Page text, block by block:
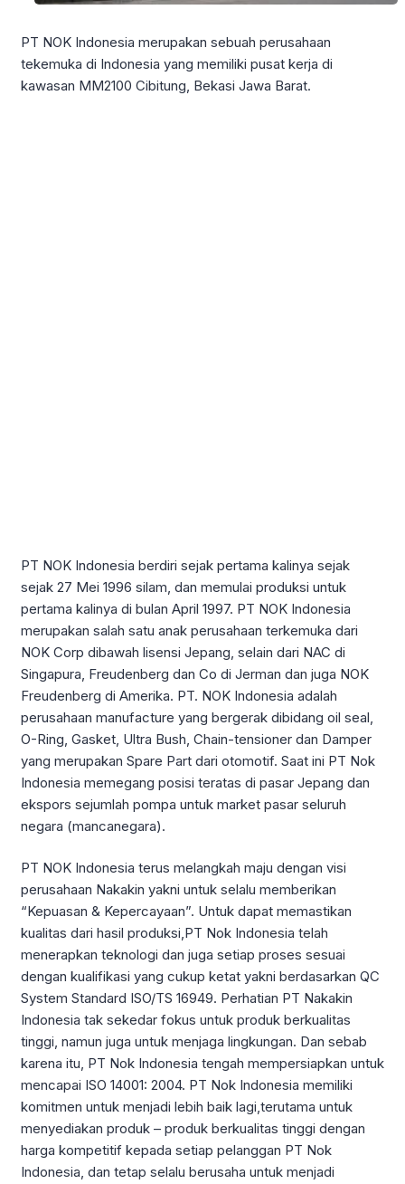
PT NOK Indonesia merupakan sebuah perusahaan
tekemuka di Indonesia yang memiliki pusat kerja di
kawasan MM2100 Cibitung, Bekasi Jawa Barat.
PT NOK Indonesia berdiri sejak pertama kalinya sejak
sejak 27 Mei 1996 silam, dan memulai produksi untuk
pertama kalinya di bulan April 1997. PT NOK Indonesia
merupakan salah satu anak perusahaan terkemuka dari
NOK Corp dibawah lisensi Jepang, selain dari NAC di
Singapura, Freudenberg dan Co di Jerman dan juga NOK
Freudenberg di Amerika. PT. NOK Indonesia adalah
perusahaan manufacture yang bergerak dibidang oil seal,
O-Ring, Gasket, Ultra Bush, Chain-tensioner dan Damper
yang merupakan Spare Part dari otomotif. Saat ini PT Nok
Indonesia memegang posisi teratas di pasar Jepang dan
ekspors sejumlah pompa untuk market pasar seluruh
negara (mancanegara).
PT NOK Indonesia terus melangkah maju dengan visi
perusahaan Nakakin yakni untuk selalu memberikan
“Kepuasan & Kepercayaan”. Untuk dapat memastikan
kualitas dari hasil produksi,PT Nok Indonesia telah
menerapkan teknologi dan juga setiap proses sesuai
dengan kualifikasi yang cukup ketat yakni berdasarkan QC
System Standard ISO/TS 16949. Perhatian PT Nakakin
Indonesia tak sekedar fokus untuk produk berkualitas
tinggi, namun juga untuk menjaga lingkungan. Dan sebab
karena itu, PT Nok Indonesia tengah mempersiapkan untuk
mencapai ISO 14001: 2004. PT Nok Indonesia memiliki
komitmen untuk menjadi lebih baik lagi,terutama untuk
menyediakan produk – produk berkualitas tinggi dengan
harga kompetitif kepada setiap pelanggan PT Nok
Indonesia, dan tetap selalu berusaha untuk menjadi